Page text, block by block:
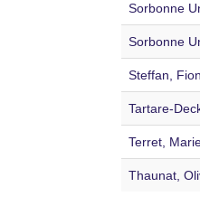
Sorbonne
Sorbonne
Steffan,
Tartare-
Terret,
Thaunat,